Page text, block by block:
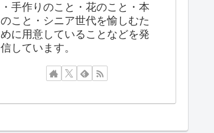
・手作りのこと・花のこと・本
のこと・シニア世代を愉しむた
めに用意していることなどを発
信しています。